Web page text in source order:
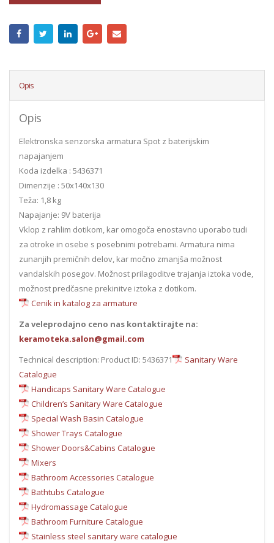
Opis
Opis
Elektronska senzorska armatura Spot z baterijskim
napajanjem
Koda izdelka : 5436371
Dimenzije : 50x140x130
Teža: 1,8 kg
Napajanje: 9V baterija
Vklop z rahlim dotikom, kar omogoča enostavno uporabo tudi
za otroke in osebe s posebnimi potrebami. Armatura nima
zunanjih premičnih delov, kar močno zmanjša možnost
vandalskih posegov. Možnost prilagoditve trajanja iztoka vode,
možnost predčasne prekinitve iztoka z dotikom.
Cenik in katalog za armature
Za veleprodajno ceno nas kontaktirajte na:
keramoteka.salon@gmail.com
Technical description: Product ID: 5436371
Sanitary Ware
Catalogue
Handicaps Sanitary Ware Catalogue
Children’s Sanitary Ware Catalogue
Special Wash Basin Catalogue
Shower Trays Catalogue
Shower Doors&Cabins Catalogue
Mixers
Bathroom Accessories Catalogue
Bathtubs Catalogue
Hydromassage Catalogue
Bathroom Furniture Catalogue
Stainless steel sanitary ware catalogue